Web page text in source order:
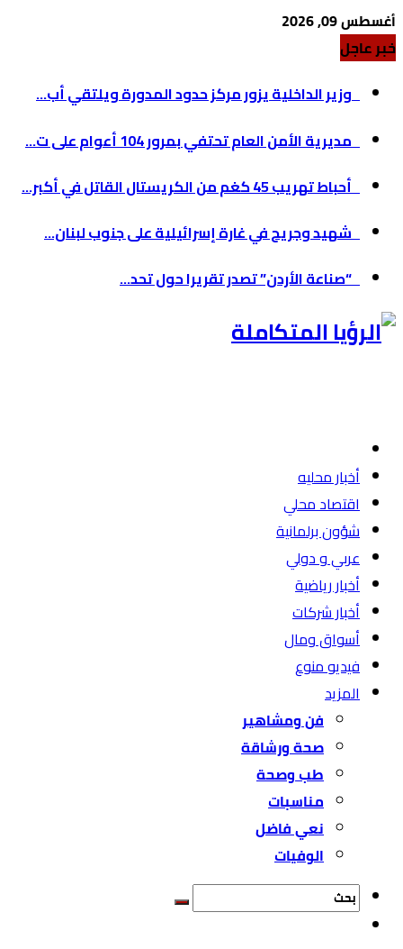
أغسطس 09, 2026
خبر عاجل
وزير الداخلية يزور مركز حدود المدورة ويلتقي أب...
مديرية الأمن العام تحتفي بمرور 104 أعوام على ت...
أحباط تهريب 45 كغم من الكريستال القاتل في أكبر...
شهيد وجريح في غارة إسرائيلية على جنوب لبنان...
“صناعة الأردن” تصدر تقريرا حول تحد...
أخبار محليه
اقتصاد محلي
شؤون برلمانية
عربي و دولي
أخبار رياضية
أخبار شركات
أسواق ومال
فيديو منوع
المزيد
فن ومشاهير
صحة ورشاقة
طب وصحة
مناسبات
نعي فاضل
الوفيات